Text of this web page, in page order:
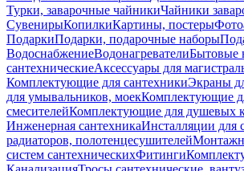
Турки, заварочные чайникиЧайники
СувенирыКопилкиКартины, постеры
ПодаркиПодарки, подарочные наборы
ВодоснабжениеВодонагревателиБытовые
сантехническиеАксессуары для
Комплектующие для сантехникиЭкраны
для умывальников, моекКомплектующие
смесителейКомплектующие для душевых
Инженерная сантехникаИнсталляции для
радиаторов, полотенцесушителей
систем сантехническихФитинги